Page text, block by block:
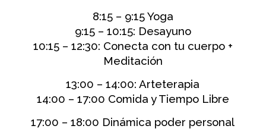
8:15 – 9:15 Yoga
9:15 – 10:15: Desayuno
10:15 – 12:30: Conecta con tu cuerpo +
Meditación
13:00 – 14:00: Arteterapia
14:00 – 17:00 Comida y Tiempo Libre
17:00 – 18:00 Dinámica poder personal